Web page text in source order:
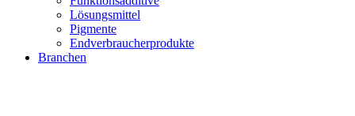
Lösungsmittel
Pigmente
Endverbraucherprodukte
Branchen